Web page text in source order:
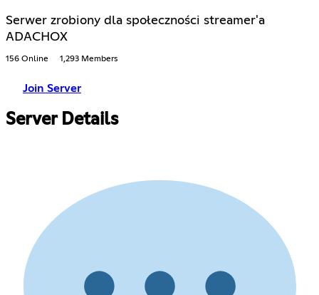
Serwer zrobiony dla społeczności streamer'a
ADACHOX
156 Online 1,293 Members
Join Server
Server Details